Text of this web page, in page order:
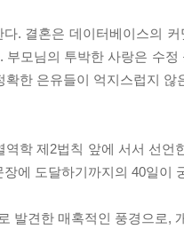
. 결혼은 데이터베이스의
모님의 투박한 사랑은 수
한 은유들이 억지스럽지
학 제2법칙 앞에 서서 선
에 도달하기까지의 40일
발견한 매혹적인 풍경으로,